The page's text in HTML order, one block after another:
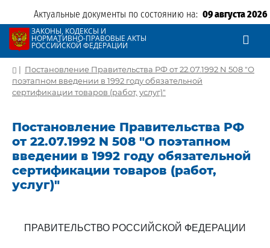
Актуальные документы по состоянию на: 09 августа 2026
ЗАКОНЫ, КОДЕКСЫ И
НОРМАТИВНО-ПРАВОВЫЕ АКТЫ
РОССИЙСКОЙ ФЕДЕРАЦИИ
| Постановление Правительства РФ от 22.07.1992 N 508 "О
поэтапном введении в 1992 году обязательной
сертификации товаров (работ, услуг)"
Постановление Правительства РФ
от 22.07.1992 N 508 "О поэтапном
введении в 1992 году обязательной
сертификации товаров (работ,
услуг)"
ПРАВИТЕЛЬСТВО РОССИЙСКОЙ ФЕДЕРАЦИИ